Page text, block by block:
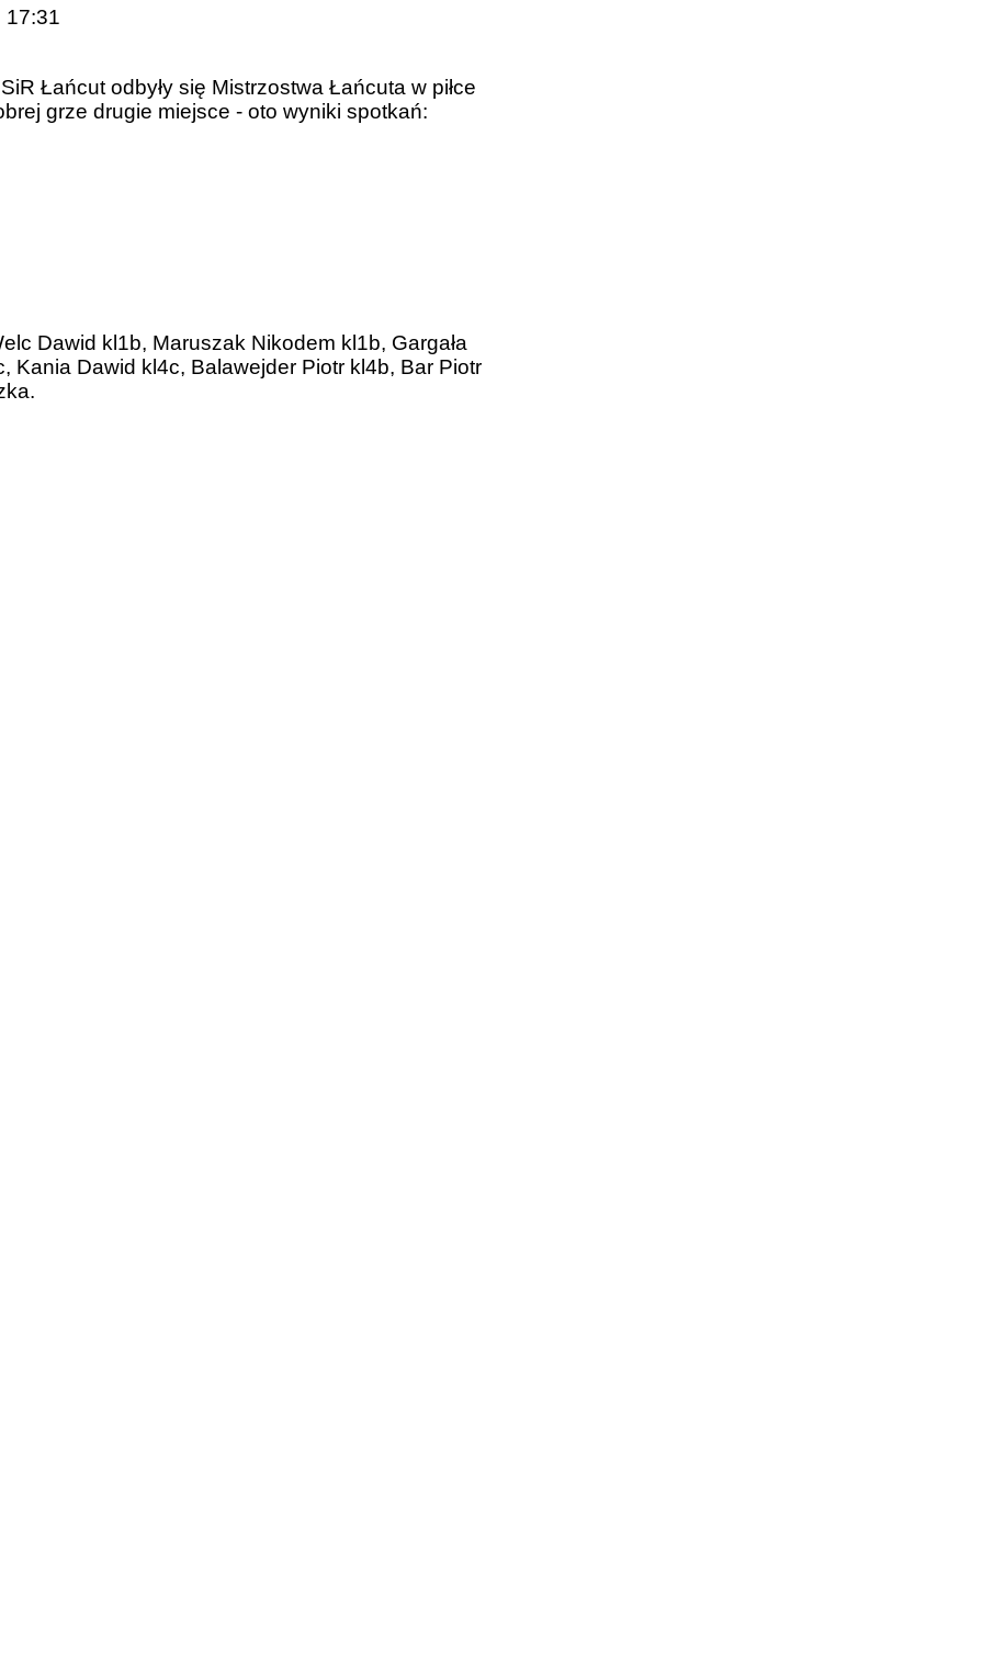
17:31
Łańcut odbyły się Mistrzostwa Łańcuta w piłce
grze drugie miejsce - oto wyniki spotkań:
Dawid kl1b, Maruszak Nikodem kl1b, Gargała
Kania Dawid kl4c, Balawejder Piotr kl4b, Bar Piotr